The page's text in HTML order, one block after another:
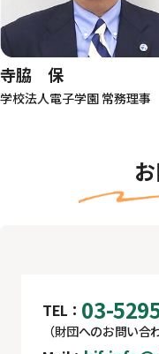
寺脇 保
学校法人電子学園 常務理事
TEL： 03-
（財団へのお問い合